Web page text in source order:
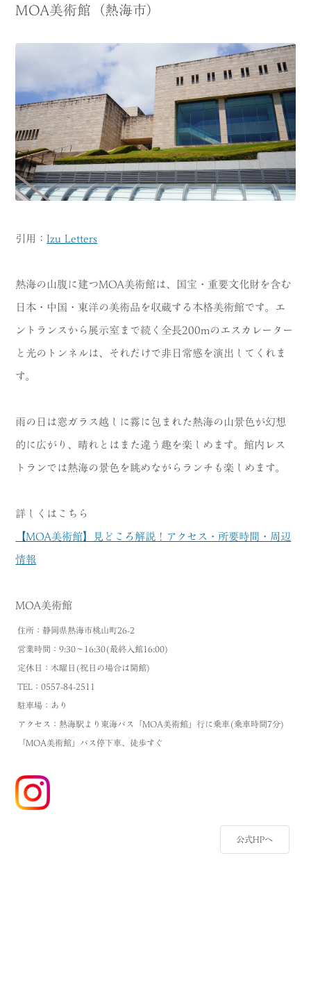
MOA美術館（熱海市）
引用： Izu Letters
熱海の山腹に建つMOA美術館は、国宝・重要文化財を含む
日本・中国・東洋の美術品を収蔵する本格美術館です。エ
ントランスから展示室まで続く全長200mのエスカレーター
と光のトンネルは、それだけで非日常感を演出してくれま
す。
雨の日は窓ガラス越しに霧に包まれた熱海の山景色が幻想
的に広がり、晴れとはまた違う趣を楽しめます。館内レス
トランでは熱海の景色を眺めながらランチも楽しめます。
詳しくはこちら
【MOA美術館】見どころ解説！アクセス・所要時間・周辺
情報
MOA美術館
住所：静岡県熱海市桃山町26-2
営業時間：9:30～16:30(最終入館16:00)
定休日：木曜日(祝日の場合は開館)
TEL：0557-84-2511
駐車場：あり
アクセス：熱海駅より東海バス「MOA美術館」行に乗車(乗車時間7分)
「MOA美術館」バス停下車、徒歩すぐ
公式HPへ